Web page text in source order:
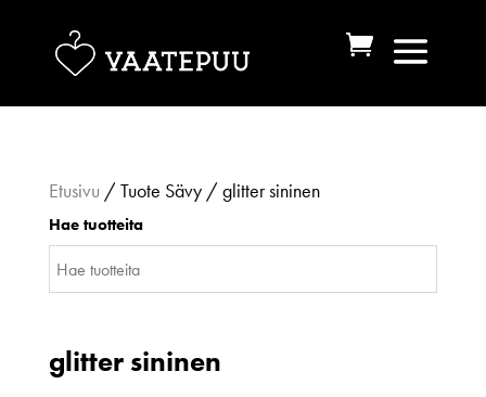
Etusivu / Tuote Sävy / glitter sininen
Hae tuotteita
glitter sininen